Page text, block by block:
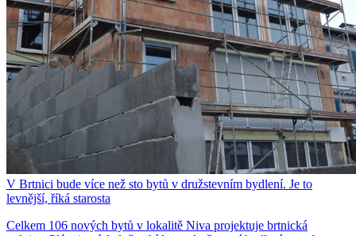
V Brtnici bude více než sto bytů v družstevním bydlení. Je to
levnější, říká starosta
Celkem 106 nových bytů v lokalitě Niva projektuje brtnická